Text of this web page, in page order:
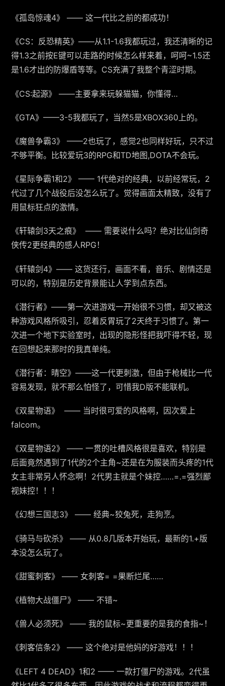
《孤岛惊魂4》 —— 这一代比之前的都成功！
《CS：反恐精英》——从1.1-1.6我都玩过，我还清晰的记
得1.3之前按E键可以走路的时候怎么样来着，呵呵~1.5还
是1.6才出的防爆盾等等。CS充满了我整个青涩时期。
《CS:起源》 ——主要拿来玩躲猫猫，你懂得…
《GTA》——3-5我都玩了，当然5是XBOX360上的。
《魔兽争霸3》 ——2也玩了，感觉2也同样好玩，只不过
不够平衡。比较爱玩3的RPG和TD地图,DOTA不会玩。
《星际争霸1和2》 —— 1代绝对的经典，以前经常玩，2
代过了几个战役后没怎么玩了。觉得画面太精致，没有了
用鼠标狂点的激情。
《轩辕剑3天之痕》 —— 需要说什么吗？绝对比仙剑奇
侠传2更经典的感人RPG！
《轩辕剑4》—— 这货还行，画面不看，音乐、剧情还是
可以的，特别是历史背景能让人学到点东西。
《潜行者》——第一次进游戏一开始很不习惯，却又被这
种游戏风格所吸引，忍着反胃玩了2天终于习惯了。第一
次进一个地下实验室时，出现的隐形怪把我吓得不轻，现
在回想起来那时的我真单纯。
《潜行者：晴空》——这一代更刺激，但由于枪械比一代
容易发现，就不那么怕怪了，可惜我D版不能联机。
《双星物语》 —— 当时很可爱的风格啊，因次爱上
falcom。
《双星物语2》 —— 一贯的吐槽风格很是喜欢，特别是
后面竟然遇到了1代的2个主角~还是在为服装而头疼的1代
女主非常另人怀念啊！2代男主就是个妹控……=.=强烈鄙
视妹控！！！
《幻想三国志3》 —— 经典~狡兔死，走狗烹。
《骑马与砍杀》 —— 从0.8几版本开始玩，最新的1.+版
本没怎么玩了。
《甜蜜刺客》 —— 女刺客= =果断烂尾……
《植物大战僵尸》 —— 不错~
《兽人必须死》 —— 我的鼠标~更重要的是我的食指~！
《刺客信条2》 —— 这个绝对是他妈的好游戏！！！
《LEFT 4 DEAD》1和2 —— 一款打僵尸的游戏。2代虽